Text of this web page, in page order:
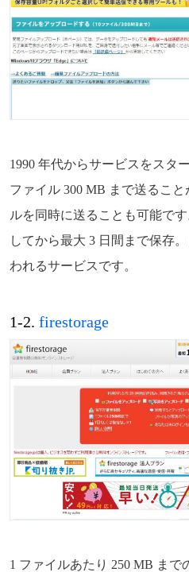
1990 年代からサービスをスタ
ファイル 300 MB まで送るこ
ルを同時に送ることも可能で
してから最大 3 日間まで保存
われるサービスです。
1-2. firestorage
1 ファイルあたり 250 MB ま